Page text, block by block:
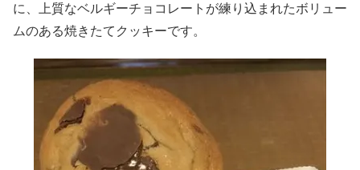
に、上質なベルギーチョコレートが練り込まれたボリュー
ムのある焼きたてクッキーです。